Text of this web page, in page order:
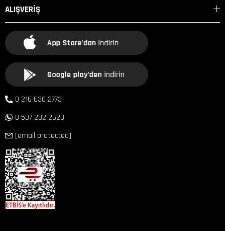
ALIŞVERİŞ
0 216 630 2773
0 537 232 2623
[email protected]